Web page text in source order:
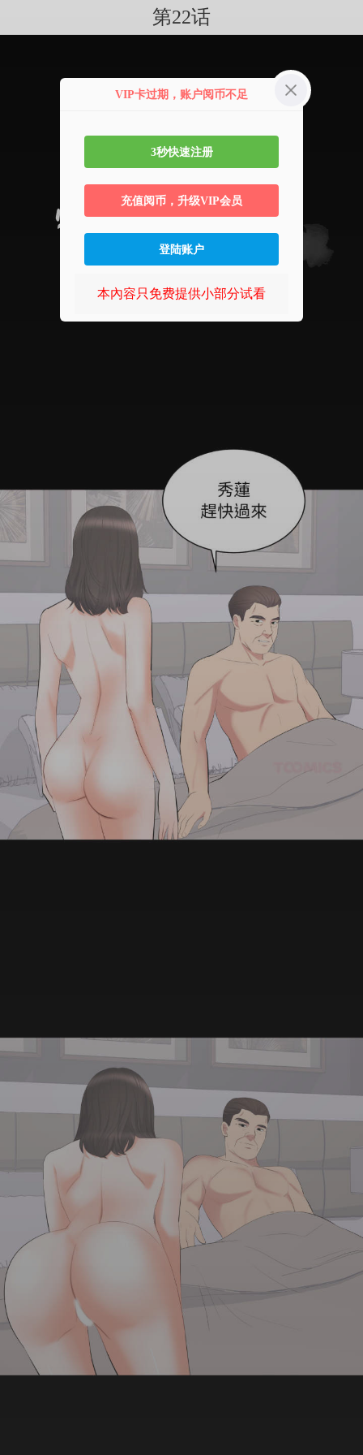
第22话
VIP卡过期，账户阅币不足
3秒快速注册
充值阅币，升级VIP会员
登陆账户
本內容只免费提供小部分试看